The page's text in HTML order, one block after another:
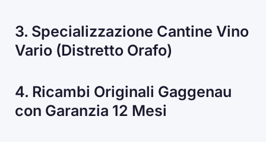
3. Specializzazione Cantine Vino
Vario (Distretto Orafo)
4. Ricambi Originali Gaggenau
con Garanzia 12 Mesi